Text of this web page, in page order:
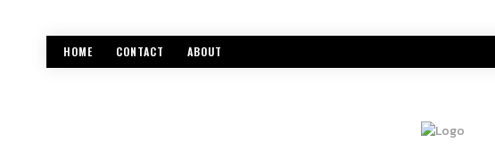
HOME CONTACT ABOUT